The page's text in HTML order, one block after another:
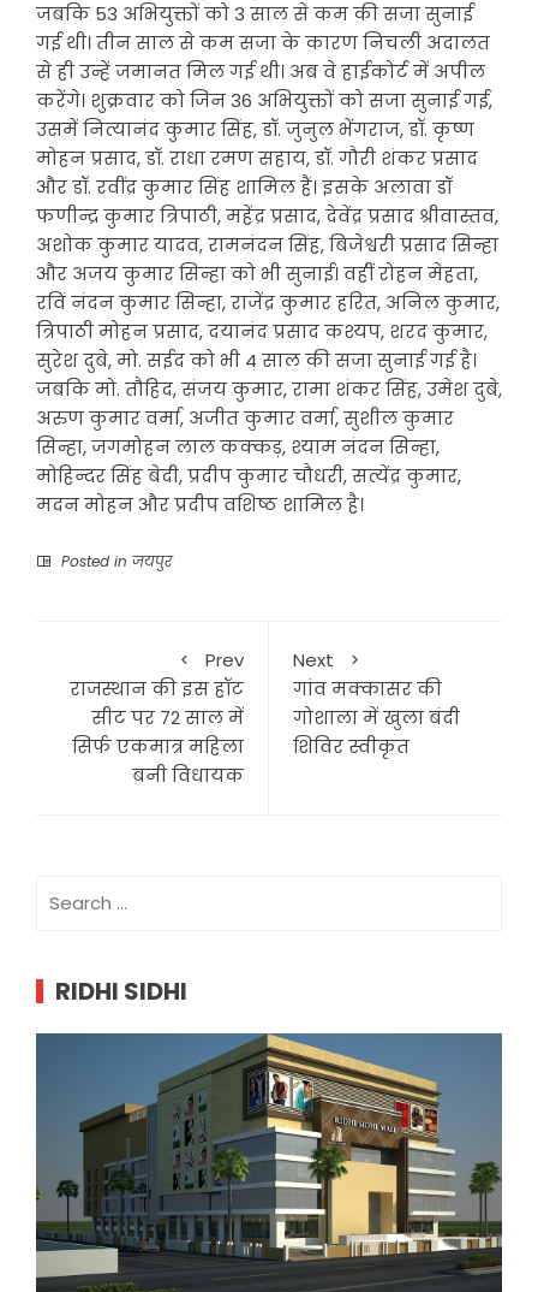
जबकि 53 अभियुक्तों को 3 साल से कम की सजा सुनाई
गई थी। तीन साल से कम सजा के कारण निचली अदालत
से ही उन्हें जमानत मिल गई थी। अब वे हाईकोर्ट में अपील
करेंगे। शुक्रवार को जिन 36 अभियुक्तों को सजा सुनाई गई,
उसमें नित्यानंद कुमार सिंह, डॉ. जुनुल भेंगराज, डॉ. कृष्ण
मोहन प्रसाद, डॉ. राधा रमण सहाय, डॉ. गौरी शंकर प्रसाद
और डॉ. रवींद्र कुमार सिंह शामिल हैं। इसके अलावा डॉ
फणीन्द्र कुमार त्रिपाठी, महेंद्र प्रसाद, देवेंद्र प्रसाद श्रीवास्तव,
अशोक कुमार यादव, रामनंदन सिंह, बिजेश्वरी प्रसाद सिन्हा
और अजय कुमार सिन्हा को भी सुनाई। वहीं रोहन मेहता,
रविं नंदन कुमार सिन्हा, राजेंद्र कुमार हरित, अनिल कुमार,
त्रिपाठी मोहन प्रसाद, दयानंद प्रसाद कश्यप, शरद कुमार,
सुरेश दुबे, मो. सईद को भी 4 साल की सजा सुनाई गई है।
जबकि मो. तौहिद, संजय कुमार, रामा शंकर सिंह, उमेश दुबे,
अरुण कुमार वर्मा, अजीत कुमार वर्मा, सुशील कुमार
सिन्हा, जगमोहन लाल कक्कड़, श्याम नंदन सिन्हा,
मोहिन्दर सिंह बेदी, प्रदीप कुमार चौधरी, सत्येंद्र कुमार,
मदन मोहन और प्रदीप वशिष्ठ शामिल है।
Posted in जयपुर
Prev
राजस्थान की इस हॉट
सीट पर 72 साल में
सिर्फ एकमात्र महिला
बनी विधायक
Next
गांव मक्कासर की
गोशाला में खुला बंदी
शिविर स्वीकृत
for:
RIDHI SIDHI